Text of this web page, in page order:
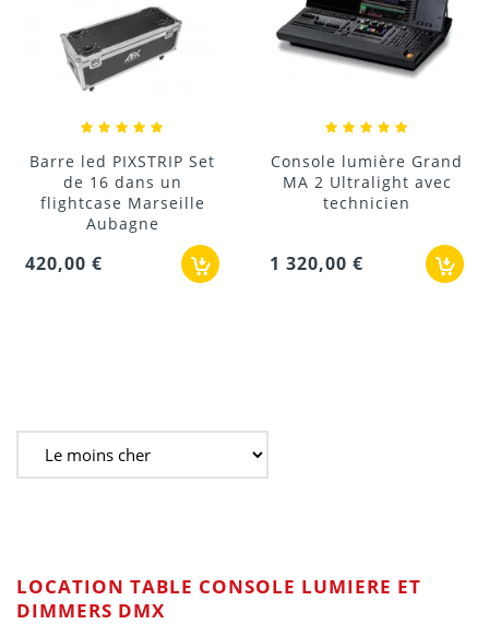
Barre led PIXSTRIP Set
de 16 dans un
flightcase Marseille
Aubagne
420,00 €
Console lumière Grand
MA 2 Ultralight avec
technicien
1 320,00 €
LOCATION TABLE CONSOLE LUMIERE ET
DIMMERS DMX